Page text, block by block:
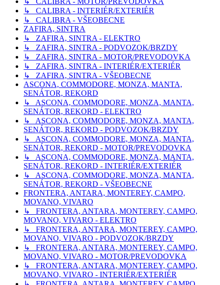
↳ CALIBRA - INTERIÉR/EXTERIÉR
↳ CALIBRA - VŠEOBECNE
ZAFIRA, SINTRA
↳ ZAFIRA, SINTRA - ELEKTRO
↳ ZAFIRA, SINTRA - PODVOZOK/BRZDY
↳ ZAFIRA, SINTRA - MOTOR/PREVODOVKA
↳ ZAFIRA, SINTRA - INTERIÉR/EXTERIÉR
↳ ZAFIRA, SINTRA - VŠEOBECNE
ASCONA, COMMODORE, MONZA, MANTA,
SENÁTOR, REKORD
↳ ASCONA, COMMODORE, MONZA, MANTA,
SENÁTOR, REKORD - ELEKTRO
↳ ASCONA, COMMODORE, MONZA, MANTA,
SENÁTOR, REKORD - PODVOZOK/BRZDY
↳ ASCONA, COMMODORE, MONZA, MANTA,
SENÁTOR, REKORD - MOTOR/PREVODOVKA
↳ ASCONA, COMMODORE, MONZA, MANTA,
SENÁTOR, REKORD - INTERIÉR/EXTERIÉR
↳ ASCONA, COMMODORE, MONZA, MANTA,
SENÁTOR, REKORD - VŠEOBECNE
FRONTERA, ANTARA, MONTEREY, CAMPO,
MOVANO, VIVARO
↳ FRONTERA, ANTARA, MONTEREY, CAMPO,
MOVANO, VIVARO - ELEKTRO
↳ FRONTERA, ANTARA, MONTEREY, CAMPO,
MOVANO, VIVARO - PODVOZOK/BRZDY
↳ FRONTERA, ANTARA, MONTEREY, CAMPO,
MOVANO, VIVARO - MOTOR/PREVODOVKA
↳ FRONTERA, ANTARA, MONTEREY, CAMPO,
MOVANO, VIVARO - INTERIÉR/EXTERIÉR